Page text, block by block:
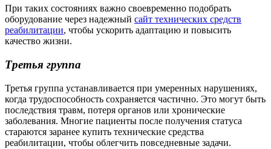
При таких состояниях важно своевременно подобрать
оборудование через надежный сайт технических средств
реабилитации, чтобы ускорить адаптацию и повысить
качество жизни.
Третья группа
Третья группа устанавливается при умеренных нарушениях,
когда трудоспособность сохраняется частично. Это могут быть
последствия травм, потеря органов или хронические
заболевания. Многие пациенты после получения статуса
стараются заранее купить технические средства
реабилитации, чтобы облегчить повседневные задачи.